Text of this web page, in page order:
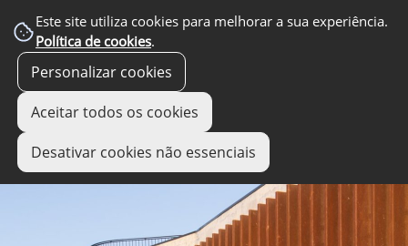
Este site utiliza cookies para melhorar a sua experiência.
Política de cookies.
Personalizar cookies
Aceitar todos os cookies
Desativar cookies não essenciais